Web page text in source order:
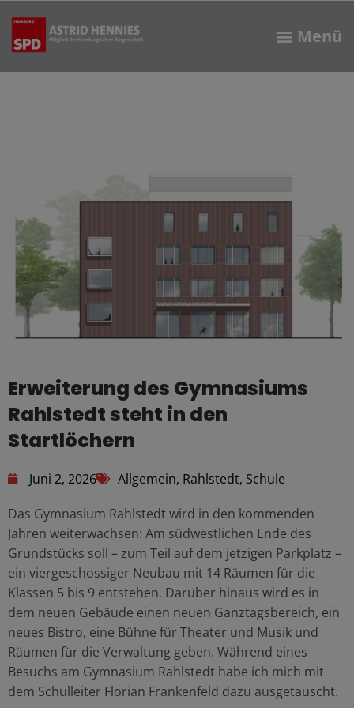
Erweiterung des Gymnasiums
Rahlstedt steht in den
Startlöchern
Juni 2, 2026 Allgemein, Rahlstedt, Schule
Das Gymnasium Rahlstedt wird in den kommenden
Jahren weiterwachsen: Am südwestlichen Ende des
Grundstücks soll – zum Teil auf dem jetzigen Parkplatz –
ein viergeschossiger Neubau mit 14 Räumen für die
Klassen 5 bis 9 entstehen. Darüber hinaus wird es in
dem neuen Gebäude einen neuen Ganztagsbereich, ein
neues Bistro, eine Bühne für Theater und Musik und
Räumen für die Verwaltung geben. Während eines
Besuchs am Gymnasium Rahlstedt habe ich mich mit
dem Schulleiter Florian Frankenfeld dazu ausgetauscht.